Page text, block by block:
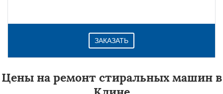
ЗАКАЗАТЬ
Цены на ремонт стиральных машин в